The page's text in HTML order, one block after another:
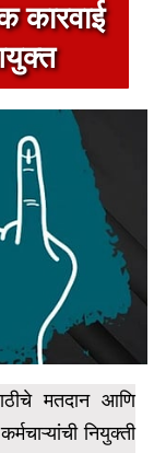
कारवाई
मतदान आणि
नियुक्ती